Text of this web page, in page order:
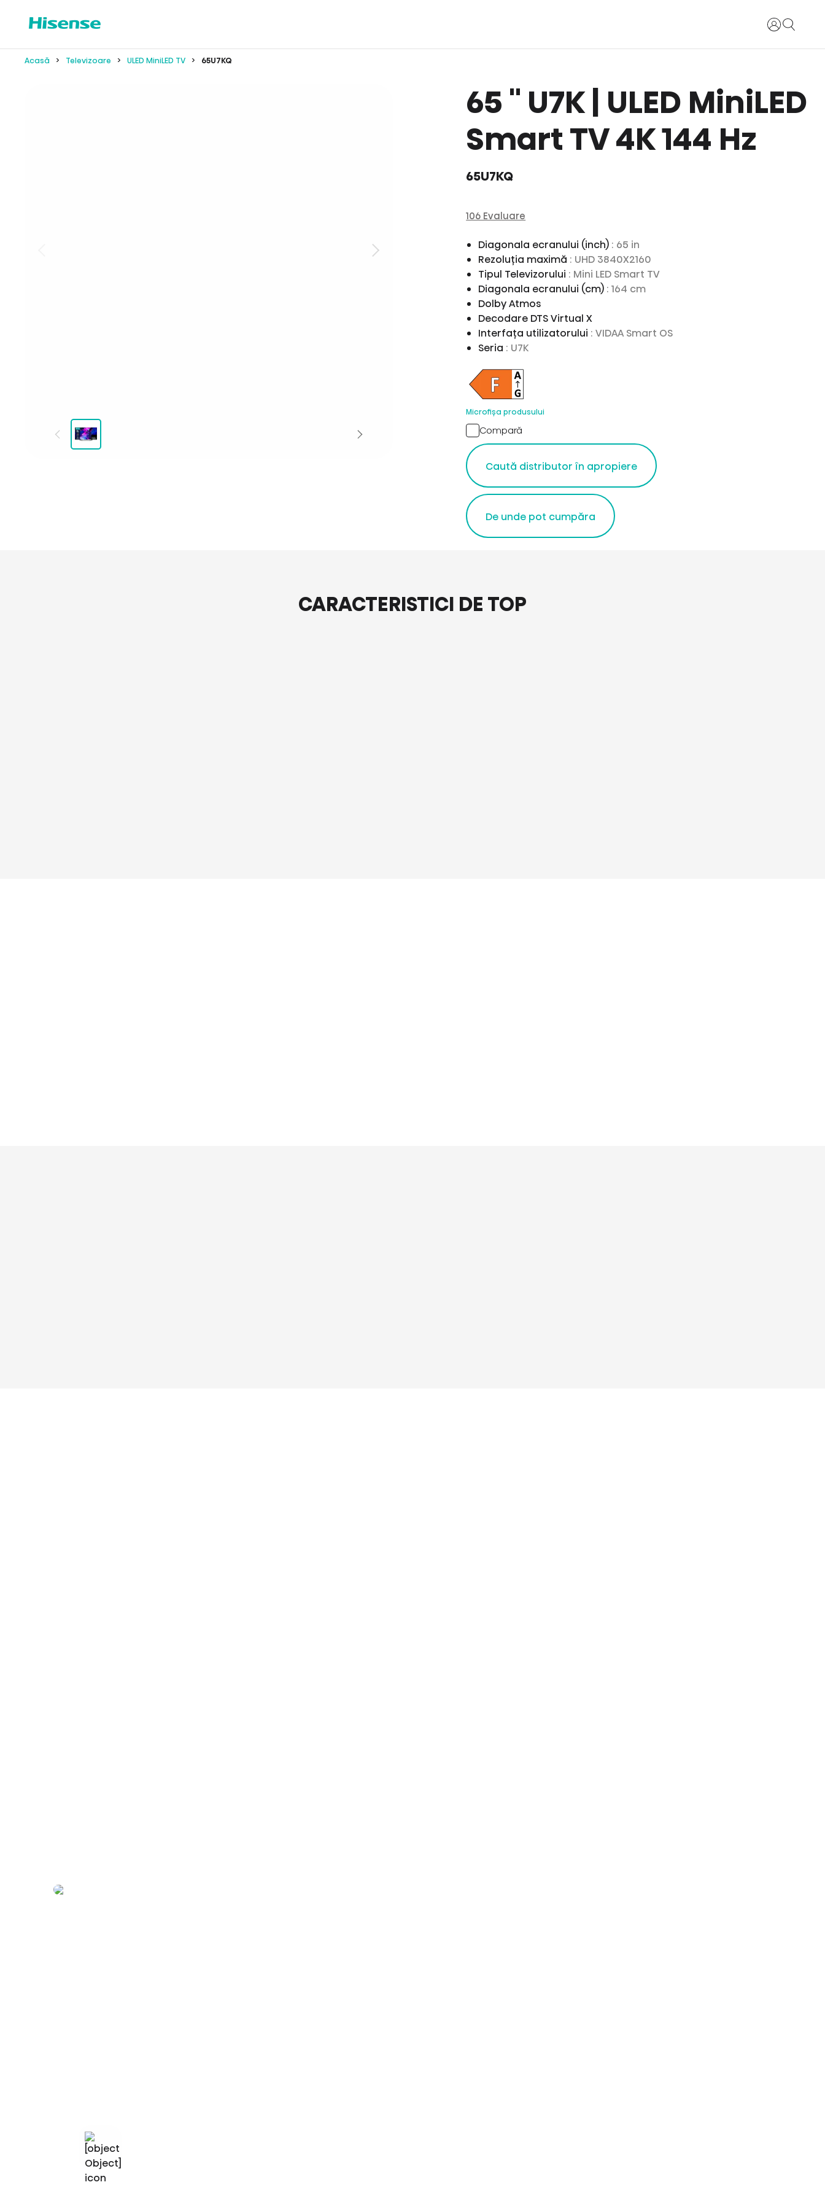
Login
Acasă Televizoare ULED MiniLED TV 65U7KQ
65 '' U7K | ULED MiniLED
Smart TV 4K 144 Hz
65U7KQ
106 Evaluare
Diagonala ecranului (inch) : 65 in
Rezoluția maximă : UHD 3840X2160
Tipul Televizorului : Mini LED Smart TV
Diagonala ecranului (cm) : 164 cm
Dolby Atmos
Decodare DTS Virtual X
Interfața utilizatorului : VIDAA Smart OS
Seria : U7K
Microfișa produsului
Compară
Caută distributor în apropiere
De unde pot cumpăra
CARACTERISTICI DE TOP